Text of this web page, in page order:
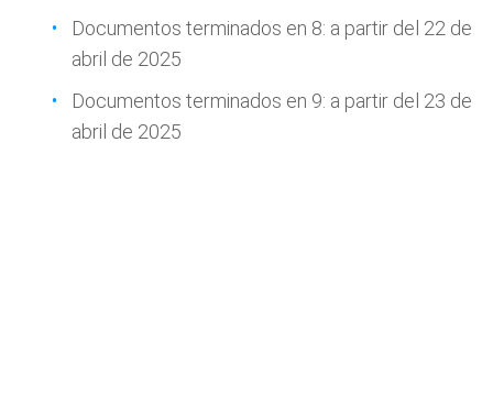
Documentos terminados en 8: a partir del 22 de
abril de 2025
Documentos terminados en 9: a partir del 23 de
abril de 2025